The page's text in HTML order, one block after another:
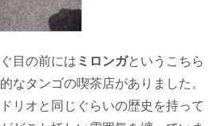
目の前には ミロンガというこちら
なタンゴの喫茶店がありました。
リオと同じぐらいの歴史を持って